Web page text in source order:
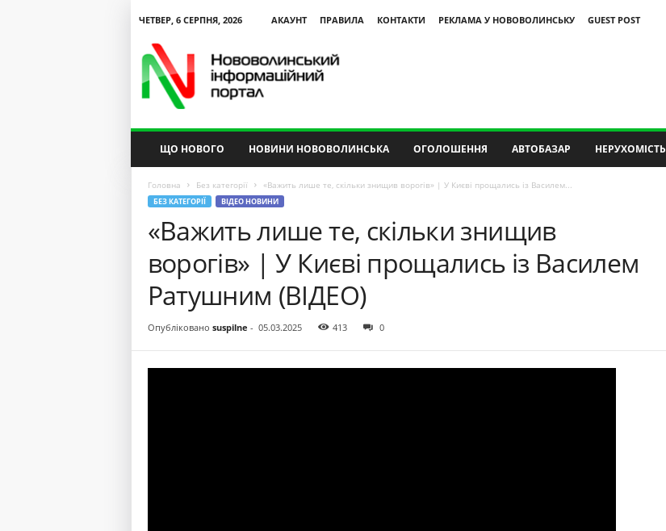
ЧЕТВЕР, 6 СЕРПНЯ, 2026 АКАУНТ ПРАВИЛА КОНТАКТИ РЕКЛАМА У НОВОВОЛИНСЬКУ
GUEST POST
ЩО НОВОГО НОВИНИ НОВОВОЛИНСЬКА ОГОЛОШЕННЯ АВТОБАЗАР НЕРУХОМІСТЬ
Головна Без категорії «Важить лише те, скільки знищив ворогів» | У Києві прощались із Василем...
БЕЗ КАТЕГОРІЇ ВІДЕО НОВИНИ
«Важить лише те, скільки знищив
ворогів» | У Києві прощались із Василем
Ратушним (ВІДЕО)
Опубліковано suspilne - 05.03.2025 413 0